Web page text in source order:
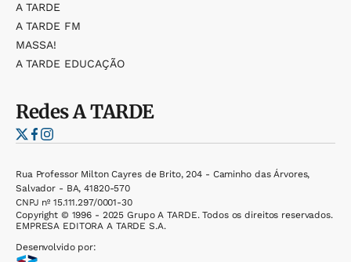
A TARDE
A TARDE FM
MASSA!
A TARDE EDUCAÇÃO
RedesA TARDE
Rua Professor Milton Cayres de Brito, 204 - Caminho das Árvores,
Salvador - BA, 41820-570
CNPJ nº 15.111.297/0001-30
Copyright © 1996 - 2025 Grupo A TARDE. Todos os direitos reservados.
EMPRESA EDITORA A TARDE S.A.
Desenvolvido por: